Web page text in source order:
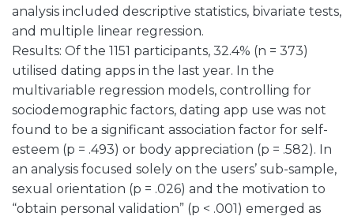
analysis included descriptive statistics, bivariate tests,
and multiple linear regression.
Results: Of the 1151 participants, 32.4% (n = 373)
utilised dating apps in the last year. In the
multivariable regression models, controlling for
sociodemographic factors, dating app use was not
found to be a significant association factor for self-
esteem (p = .493) or body appreciation (p = .582). In
an analysis focused solely on the users’ sub-sample,
sexual orientation (p = .026) and the motivation to
“obtain personal validation” (p < .001) emerged as